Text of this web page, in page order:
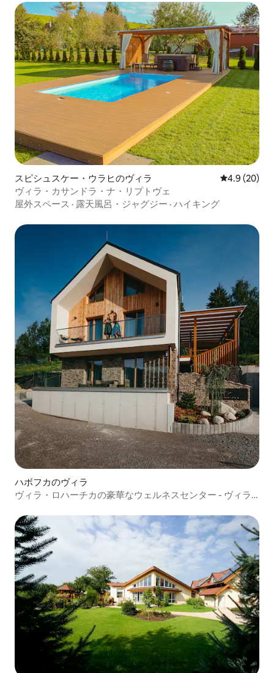
スピシュスケー・ウラヒのヴィラ レビュー20
4.9 (20)
ヴィラ・カサンドラ・ナ・リプトヴェ
屋外スペース · 露天風呂・ジャグジー · ハイキング
ハボフカのヴィラ
ヴィラ・ロハーチカの豪華なウェルネスセンター - ヴィラ